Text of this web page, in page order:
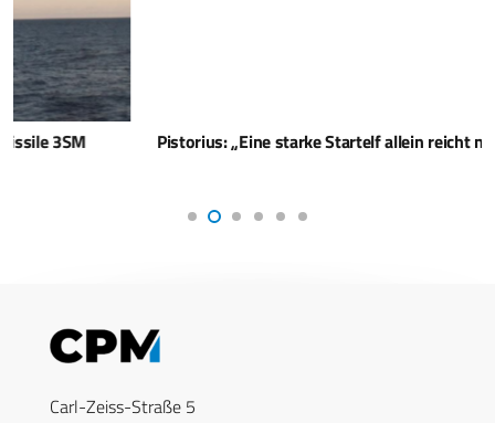
Pistorius: „Eine starke Startelf allein reicht nicht“
Carl-Zeiss-Straße 5